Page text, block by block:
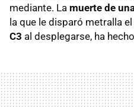
mediante. La muerte de
la que le disparó metralla
C3 al desplegarse, ha